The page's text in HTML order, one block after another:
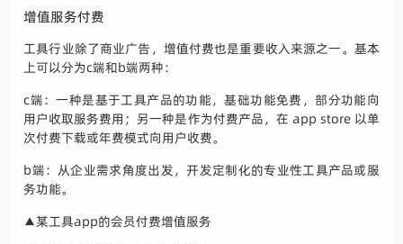
增值服务付费
工具行业除了商业广告，增值付费也是重要收入来源之一。基本
上可以分为c端和b端两种：
c端：一种是基于工具产品的功能，基础功能免费，部分功能向
用户收取服务费用；另一种是作为付费产品，在 app store 以单
次付费下载或年费模式向用户收费。
b端：从企业需求角度出发，开发定制化的专业性工具产品或服
务功能。
▲某工具app的会员付费增值服务